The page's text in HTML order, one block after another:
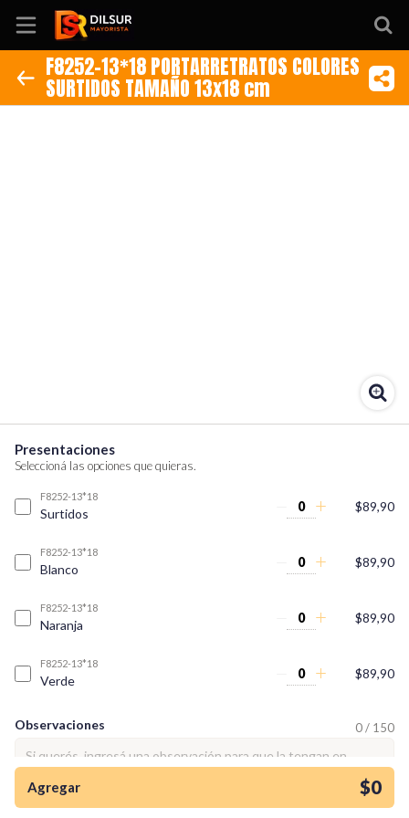
Inicio
tienda así para mi
emprendimiento!
F8252-13*18 PORTARRETRATOS COLORES
SURTIDOS TAMAÑO 13x18 cm
Presentaciones
Seleccioná las opciones que quieras.
F8252-13*18
Surtidos $89,90
F8252-13*18
Blanco $89,90
F8252-13*18
Naranja $89,90
F8252-13*18
Verde $89,90
Observaciones 0 / 150
Agregar $0